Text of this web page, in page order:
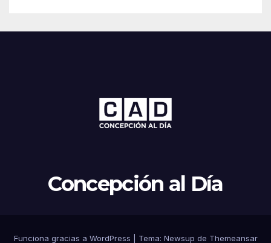
Concepción al Día
Funciona gracias a WordPress Tema: Newsup de Themeansar